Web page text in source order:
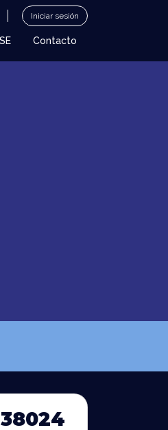
Iniciar sesión
Contacto
38024